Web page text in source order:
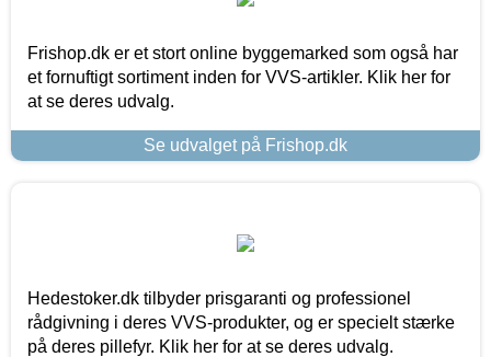
Frishop.dk er et stort online byggemarked som også har
et fornuftigt sortiment inden for VVS-artikler. Klik her for
at se deres udvalg.
Se udvalget på Frishop.dk
Hedestoker.dk tilbyder prisgaranti og professionel
rådgivning i deres VVS-produkter, og er specielt stærke
på deres pillefyr. Klik her for at se deres udvalg.